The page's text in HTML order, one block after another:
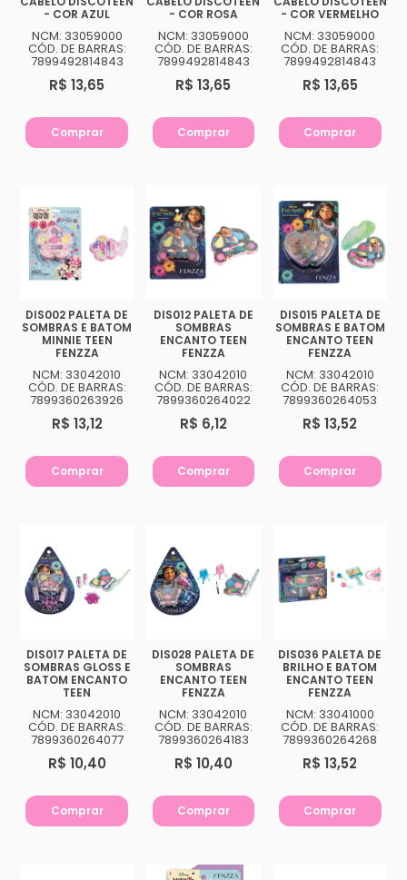
- COR AZUL
NCM: 33059000
CÓD. DE BARRAS:
7899492814843
R$ 13,65
Comprar
- COR ROSA
NCM: 33059000
CÓD. DE BARRAS:
7899492814843
R$ 13,65
Comprar
- COR VERMELHO
NCM: 33059000
CÓD. DE BARRAS:
7899492814843
R$ 13,65
Comprar
DIS002 PALETA DE
SOMBRAS E BATOM
MINNIE TEEN
FENZZA
NCM: 33042010
CÓD. DE BARRAS:
7899360263926
R$ 13,12
Comprar
DIS012 PALETA DE
SOMBRAS
ENCANTO TEEN
FENZZA
NCM: 33042010
CÓD. DE BARRAS:
7899360264022
R$ 6,12
Comprar
DIS015 PALETA DE
SOMBRAS E BATOM
ENCANTO TEEN
FENZZA
NCM: 33042010
CÓD. DE BARRAS:
7899360264053
R$ 13,52
Comprar
DIS017 PALETA DE
SOMBRAS GLOSS E
BATOM ENCANTO
TEEN
NCM: 33042010
CÓD. DE BARRAS:
7899360264077
R$ 10,40
Comprar
DIS028 PALETA DE
SOMBRAS
ENCANTO TEEN
FENZZA
NCM: 33042010
CÓD. DE BARRAS:
7899360264183
R$ 10,40
Comprar
DIS036 PALETA DE
BRILHO E BATOM
ENCANTO TEEN
FENZZA
NCM: 33041000
CÓD. DE BARRAS:
7899360264268
R$ 13,52
Comprar